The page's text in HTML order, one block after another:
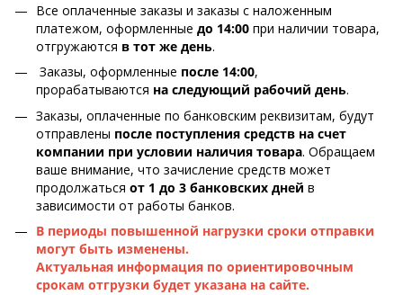
Все оплаченные заказы и заказы с наложенным
платежом, оформленные до 14:00 при наличии товара,
отгружаются в тот же день.
Заказы, оформленные после 14:00,
прорабатываются на следующий рабочий день.
Заказы, оплаченные по банковским реквизитам, будут
отправлены после поступления средств на счет
компании при условии наличия товара. Обращаем
ваше внимание, что зачисление средств может
продолжаться от 1 до 3 банковских дней в
зависимости от работы банков.
В периоды повышенной нагрузки сроки отправки
могут быть изменены.
Актуальная информация по ориентировочным
срокам отгрузки будет указана на сайте.